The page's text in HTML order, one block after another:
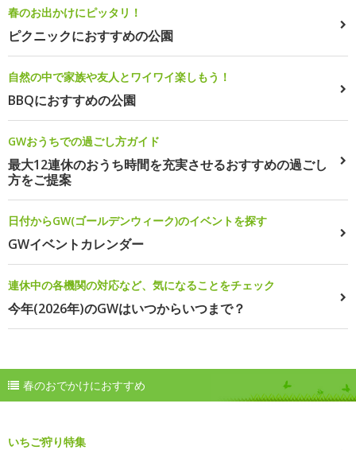
春のお出かけにピッタリ！
ピクニックにおすすめの公園
自然の中で家族や友人とワイワイ楽しもう！
BBQにおすすめの公園
GWおうちでの過ごし方ガイド
最大12連休のおうち時間を充実させるおすすめの過ごし
方をご提案
日付からGW(ゴールデンウィーク)のイベントを探す
GWイベントカレンダー
連休中の各機関の対応など、気になることをチェック
今年(2026年)のGWはいつからいつまで？
春のおでかけにおすすめ
いちご狩り特集